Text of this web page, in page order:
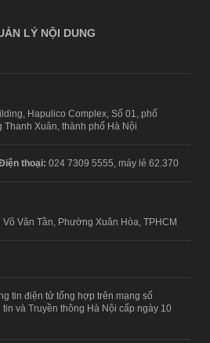
LÝ NỘI DUNG
Hapulico Complex, Số 01, phố
Xuân, thành phố Hà Nội
thoại: 024 7309 5555, máy lẻ 62.370
Văn Tần, Phường Xuân Hòa, TPHCM
tin điện tử tổng hợp trên mạng số
và Truyền thông Hà Nội cấp ngày 10